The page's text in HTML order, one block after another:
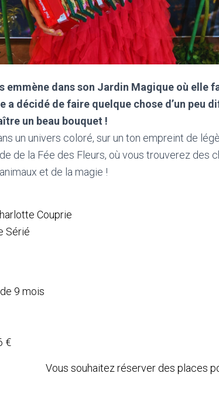
emmène dans son Jardin Magique où elle
a décidé de faire quelque chose d’un peu
un beau bouquet !
un univers coloré, sur un ton empreint de
de la Fée des Fleurs, où vous trouverez des
et de la magie !
Couprie
Sérié
9 mois
€
Vous souhaitez réserver des places